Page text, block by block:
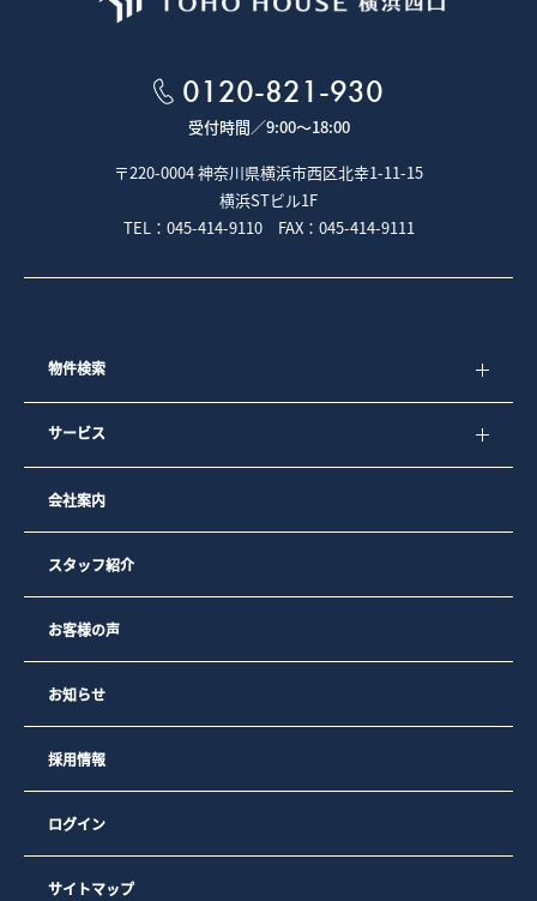
0120-821-930
受付時間／9:00～18:00
〒220-0004 神奈川県横浜市西区北幸1-11-15
横浜STビル1F
TEL：045-414-9110 FAX：045-414-9111
物件検索
サービス
会社案内
スタッフ紹介
お客様の声
お知らせ
採用情報
ログイン
サイトマップ